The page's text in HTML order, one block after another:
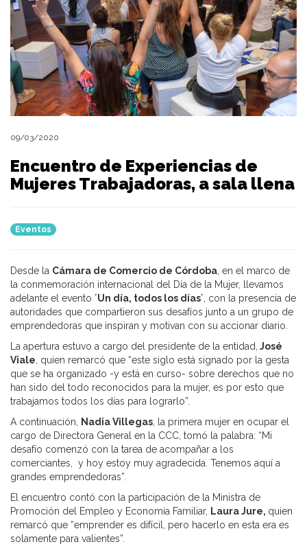
09/03/2020
Encuentro de Experiencias de
Mujeres Trabajadoras, a sala llena
Eventos
Desde la Cámara de Comercio de Córdoba , en el marco de
la conmemoración internacional del Día de la Mujer, llevamos
adelante el evento ´Un día, todos los días´ , con la presencia de
autoridades que compartieron sus desafíos junto a un grupo de
emprendedoras que inspiran y motivan con su accionar diario.
La apertura estuvo a cargo del presidente de la entidad, José
Viale , quien remarcó que “este siglo está signado por la gesta
que se ha organizado -y está en curso- sobre derechos que no
han sido del todo reconocidos para la mujer, es por esto que
trabajamos todos los días para lograrlo”.
A continuación,
Nadia Villegas , la primera mujer en ocupar el
cargo de Directora General en la CCC, tomó la palabra: “Mi
desafío comenzó con la tarea de acompañar a los
comerciantes, y hoy estoy muy agradecida. Tenemos aquí a
grandes emprendedoras”.
El encuentro contó con la participación de la Ministra de
Promoción del Empleo y Economía Familiar, Laura Jure, quien
remarcó que “emprender es difícil, pero hacerlo en esta era es
solamente para valientes”.